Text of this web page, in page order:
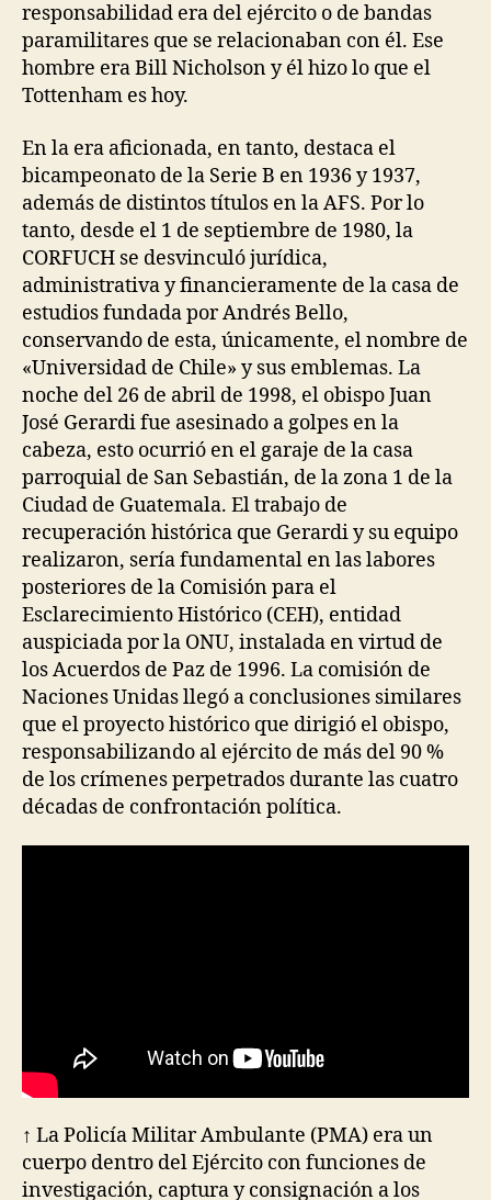
responsabilidad era del ejército o de bandas
paramilitares que se relacionaban con él. Ese
hombre era Bill Nicholson y él hizo lo que el
Tottenham es hoy.
En la era aficionada, en tanto, destaca el
bicampeonato de la Serie B en 1936 y 1937,
además de distintos títulos en la AFS. Por lo
tanto, desde el 1 de septiembre de 1980, la
CORFUCH se desvinculó jurídica,
administrativa y financieramente de la casa de
estudios fundada por Andrés Bello,
conservando de esta, únicamente, el nombre de
«Universidad de Chile» y sus emblemas. La
noche del 26 de abril de 1998, el obispo Juan
José Gerardi fue asesinado a golpes en la
cabeza, esto ocurrió en el garaje de la casa
parroquial de San Sebastián, de la zona 1 de la
Ciudad de Guatemala. El trabajo de
recuperación histórica que Gerardi y su equipo
realizaron, sería fundamental en las labores
posteriores de la Comisión para el
Esclarecimiento Histórico (CEH), entidad
auspiciada por la ONU, instalada en virtud de
los Acuerdos de Paz de 1996. La comisión de
Naciones Unidas llegó a conclusiones similares
que el proyecto histórico que dirigió el obispo,
responsabilizando al ejército de más del 90 %
de los crímenes perpetrados durante las cuatro
décadas de confrontación política.
↑ La Policía Militar Ambulante (PMA) era un
cuerpo dentro del Ejército con funciones de
investigación, captura y consignación a los